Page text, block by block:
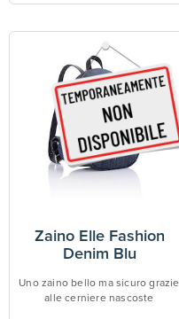
Zaino Elle Fashion
Denim Blu
Uno zaino bello ma sicuro grazie
alle cerniere nascoste